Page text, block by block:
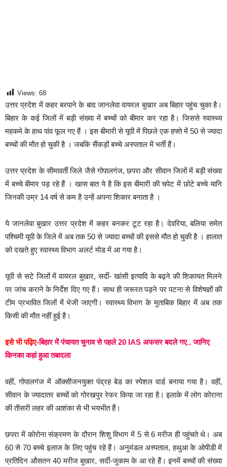
Views: 68
उत्तर प्रदेश में कहर बरपाने के बाद जानलेवा वायरल बुखार अब बिहार पहुंच चुका है।
बिहार के कई जिलों में बड़ी संख्या में बच्चों को बीमार कर रहा है। जिससे स्वास्थ्य
महकमे के हाथ पांव फूल गए हैं । इस बीमारी से यूपी में पिछले एक हफ्ते में 50 से ज्यादा
बच्चों की मौत हो चुकी है । जबकि सैंकड़ों बच्चे अस्पताल में भर्ती हैं।
उत्तर प्रदेश के सीमावर्ती जिले जैसे गोपालगंज, छपरा और सीवान जिलों में बड़ी संख्या
में बच्चे बीमार पड़ रहे हैं । खास बात ये है कि इस बीमारी की चपेट में छोटे बच्चे यानि
जिनकी उम्र 14 वर्ष से कम है उन्हें अपना शिकार बनाता है ।
ये जानलेवा बुखार उत्तर प्रदेश में कहर बनकर टूट रहा है। देवरिया, बलिया समेत
पश्चिमी यूपी के जिले में अब तक 50 से ज्यादा बच्चों की इससे मौत हो चुकी है । हालात
को दखते हुए स्वास्थ्य विभाग अलर्ट मोड में आ गया है।
यूपी से सटे जिलों में वायरल बुखार, सर्दी- खांसी इत्यादि के बढ़ने की शिकायत मिलने
पर जांच कराने के निर्देश दिए गए हैं। साथ ही जरूरत पड़ने पर पटना से विशेषज्ञों की
टीम प्रभावित जिलों में भेजी जाएगी। स्वास्थ्य विभाग के मुताबिक बिहार में अब तक
किसी की मौत नहीं हुई है।
इसे भी पढ़िए-बिहार में पंचायत चुनाव से पहले 20 IAS अफसर बदले गए.. जानिए
किनका कहां हुआ तबादला
वहीं, गोपालगंज में ऑक्सीजनयुक्त पंद्रह बेड का स्पेशल वार्ड बनाया गया है। वहीं,
सीवान के ज्यादातर बच्चों को गोरखपुर रेफर किया जा रहा है। इलाके में लोग कोराना
की तीसरी लहर की आशंका से भी भयभीत हैं।
छपरा में कोरोना संक्रमण के दौरान शिशु विभाग में 5 से 6 मरीज ही पहुंचते थे। अब
60 से 70 बच्चे इलाज के लिए पहुंच रहे हैं। अनुमंडल अस्पताल, हथुआ के ओपीडी में
प्रतिदिन औसतन 40 मरीज बुखार, सर्दी-जुकाम के आ रहे हैं। इनमें बच्चों की संख्या